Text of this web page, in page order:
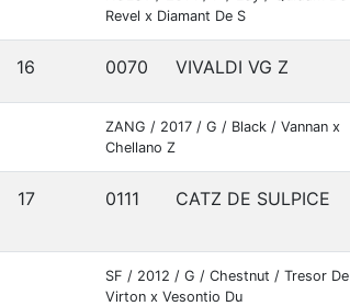
Revel x Diamant De S
16 0070 VIVALDI VG Z
ZANG / 2017 / G / Black / Vannan x
Chellano Z
17 0111 CATZ DE SULPICE
SF / 2012 / G / Chestnut / Tresor De
Virton x Vesontio Du